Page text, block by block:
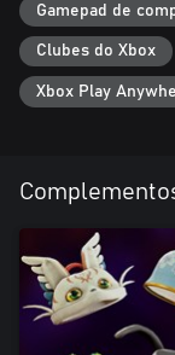
Gamepad de
Clubes do Xbox
Xbox Play